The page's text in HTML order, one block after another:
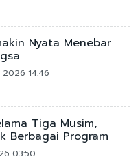
Nyata Menebar
14:46
Tiga Musim,
Berbagai Program
03:50